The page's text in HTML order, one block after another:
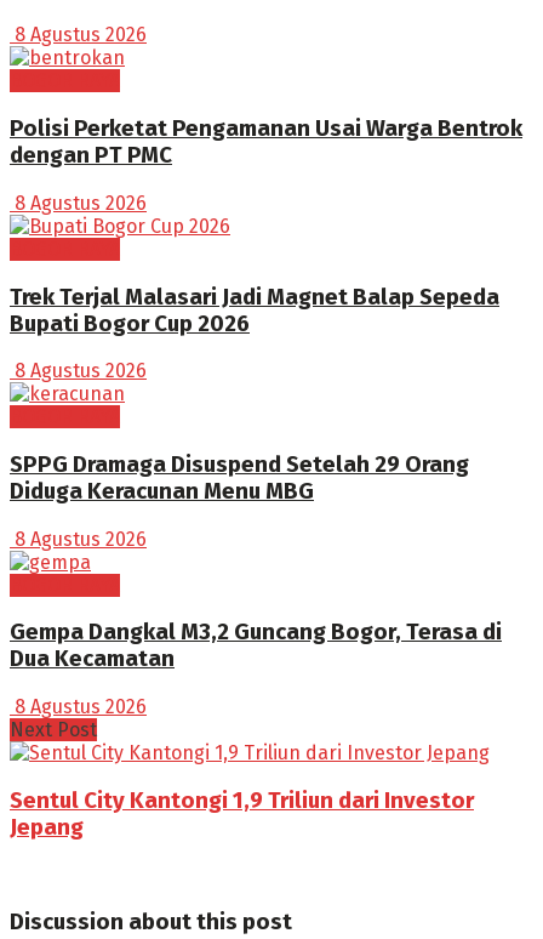
8 Agustus 2026
Polisi Perketat Pengamanan Usai Warga Bentrok
dengan PT PMC
8 Agustus 2026
Trek Terjal Malasari Jadi Magnet Balap Sepeda
Bupati Bogor Cup 2026
8 Agustus 2026
SPPG Dramaga Disuspend Setelah 29 Orang
Diduga Keracunan Menu MBG
8 Agustus 2026
Gempa Dangkal M3,2 Guncang Bogor, Terasa di
Dua Kecamatan
8 Agustus 2026
Next Post
Sentul City Kantongi 1,9 Triliun dari Investor
Jepang
Discussion about this post